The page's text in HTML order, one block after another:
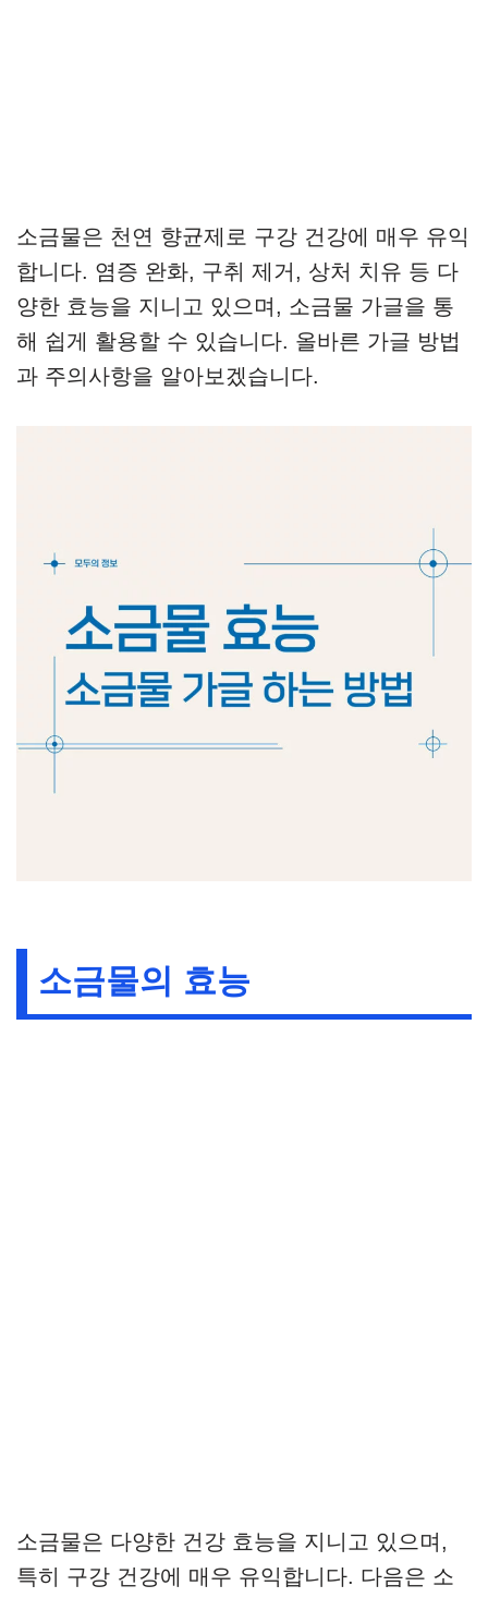
소금물은 천연 향균제로 구강 건강에 매우 유익
합니다. 염증 완화, 구취 제거, 상처 치유 등 다
양한 효능을 지니고 있으며, 소금물 가글을 통
해 쉽게 활용할 수 있습니다. 올바른 가글 방법
과 주의사항을 알아보겠습니다.
소금물의 효능
소금물은 다양한 건강 효능을 지니고 있으며,
특히 구강 건강에 매우 유익합니다. 다음은 소